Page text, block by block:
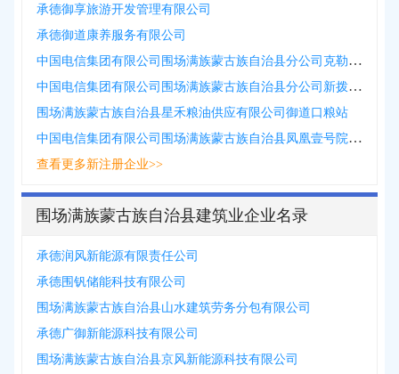
承德御享旅游开发管理有限公司
承德御道康养服务有限公司
中国电信集团有限公司围场满族蒙古族自治县分公司克勒沟营业部
中国电信集团有限公司围场满族蒙古族自治县分公司新拨营业部
围场满族蒙古族自治县星禾粮油供应有限公司御道口粮站
中国电信集团有限公司围场满族蒙古族自治县凤凰壹号院营业厅
查看更多新注册企业>>
围场满族蒙古族自治县建筑业企业名录
承德润风新能源有限责任公司
承德围钒储能科技有限公司
围场满族蒙古族自治县山水建筑劳务分包有限公司
承德广御新能源科技有限公司
围场满族蒙古族自治县京风新能源科技有限公司